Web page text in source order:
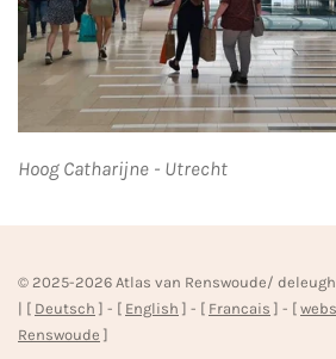
Hoog Catharijne - Utrecht
© 2025-2026 Atlas van Renswoude/
| [ Deutsch ] - [ English ] - [ Francais ] - [
Renswoude ]